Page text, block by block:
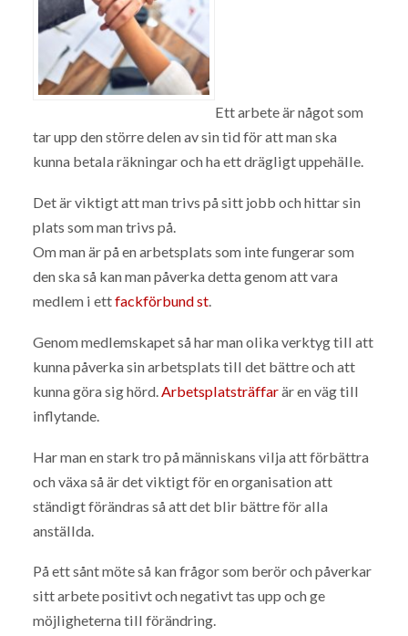
Ett arbete är något som
tar upp den större delen av sin tid för att man ska
kunna betala räkningar och ha ett drägligt uppehälle.
Det är viktigt att man trivs på sitt jobb och hittar sin
plats som man trivs på.
Om man är på en arbetsplats som inte fungerar som
den ska så kan man påverka detta genom att vara
medlem i ettfackförbund st.
Genom medlemskapet så har man olika verktyg till att
kunna påverka sin arbetsplats till det bättre och att
kunna göra sig hörd. Arbetsplatsträffarär en väg till
inflytande.
Har man en stark tro på människans vilja att förbättra
och växa så är det viktigt för en organisation att
ständigt förändras så att det blir bättre för alla
anställda.
På ett sånt möte så kan frågor som berör och påverkar
sitt arbete positivt och negativt tas upp och ge
möjligheterna till förändring.